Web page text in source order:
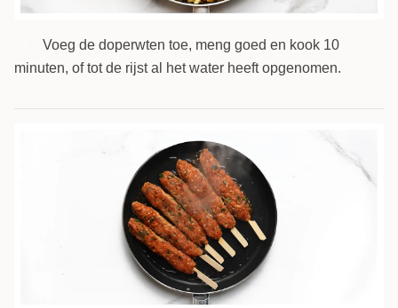
Voeg de doperwten toe, meng goed en kook 10
minuten, of tot de rijst al het water heeft opgenomen.